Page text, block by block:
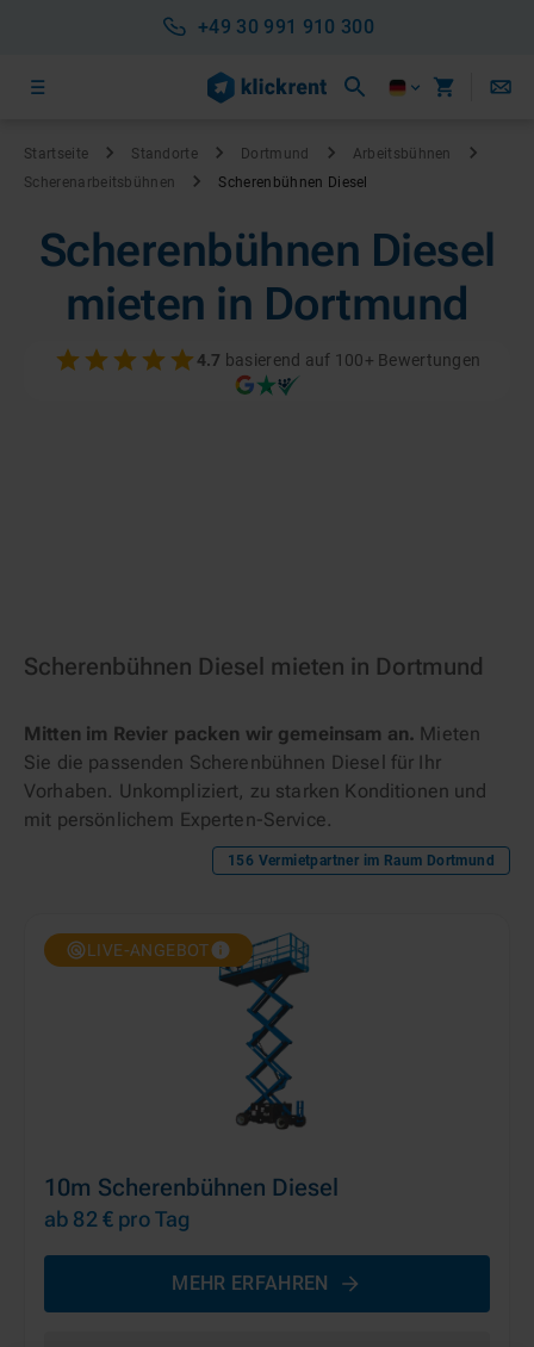
+49 30 991 910 300
Startseite Standorte Dortmund
Arbeitsbühnen
Scherenarbeitsbühnen
Scherenbühnen Diesel
Scherenbühnen Diesel
mieten in Dortmund
4.7 basierend auf 100+ Bewertungen
Scherenbühnen Diesel mieten in Dortmund
Mitten im Revier packen wir gemeinsam an. Mieten
Sie die passenden Scherenbühnen Diesel für Ihr
Vorhaben. Unkompliziert, zu starken Konditionen und
mit persönlichem Experten-Service.
156 Vermietpartner im Raum Dortmund
LIVE-ANGEBOT
10m Scherenbühnen Diesel
ab 82 € pro Tag
MEHR ERFAHREN